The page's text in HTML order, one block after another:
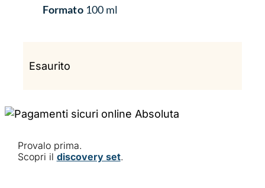
Formato 100 ml
Esaurito
Provalo prima.
Scopri il discovery set.